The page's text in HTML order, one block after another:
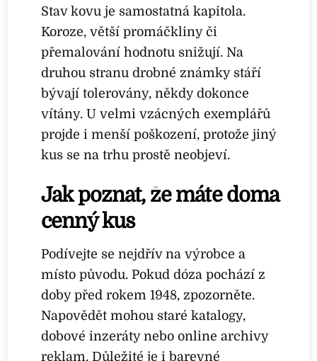
Stav kovu je samostatná kapitola.
Koroze, větší promáčkliny či
přemalování hodnotu snižují. Na
druhou stranu drobné známky stáří
bývají tolerovány, někdy dokonce
vítány. U velmi vzácných exemplářů
projde i menší poškození, protože jiný
kus se na trhu prostě neobjeví.
Jak poznat, že máte doma
cenný kus
Podívejte se nejdřív na výrobce a
místo původu. Pokud dóza pochází z
doby před rokem 1948, zpozorněte.
Napovědět mohou staré katalogy,
dobové inzeráty nebo online archivy
reklam. Důležité je i barevné